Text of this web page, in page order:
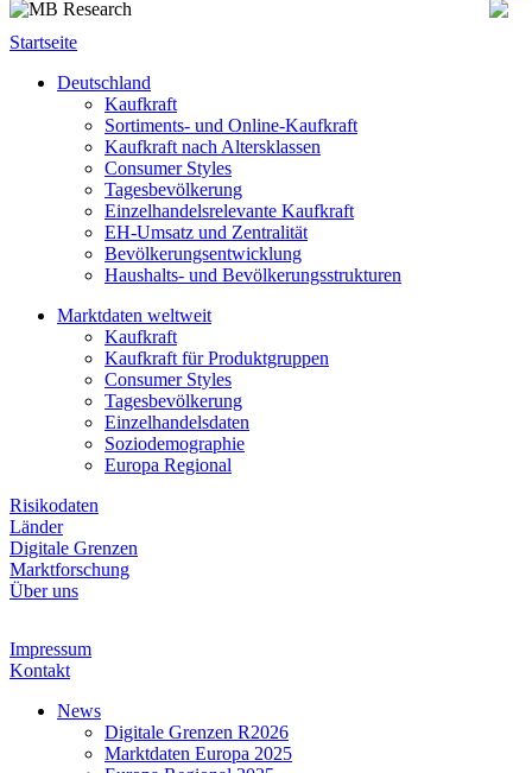
Startseite
Deutschland
Kaufkraft
Sortiments- und Online-Kaufkraft
Kaufkraft nach Altersklassen
Consumer Styles
Tagesbevölkerung
Einzelhandelsrelevante Kaufkraft
EH-Umsatz und Zentralität
Bevölkerungsentwicklung
Haushalts- und Bevölkerungsstrukturen
Marktdaten weltweit
Kaufkraft
Kaufkraft für Produktgruppen
Consumer Styles
Tagesbevölkerung
Einzelhandelsdaten
Soziodemographie
Europa Regional
Risikodaten
Länder
Digitale Grenzen
Marktforschung
Über uns
Impressum
Kontakt
News
Digitale Grenzen R2026
Marktdaten Europa 2025